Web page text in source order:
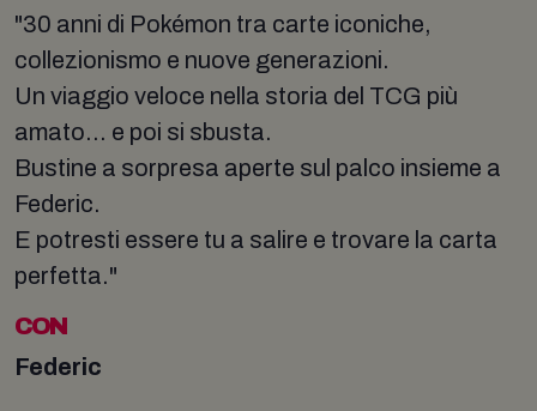
"30 anni di Pokémon tra carte iconiche,
collezionismo e nuove generazioni.
Un viaggio veloce nella storia del TCG più
amato… e poi si sbusta.
Bustine a sorpresa aperte sul palco insieme a
Federic.
E potresti essere tu a salire e trovare la carta
perfetta."
CON
Federic